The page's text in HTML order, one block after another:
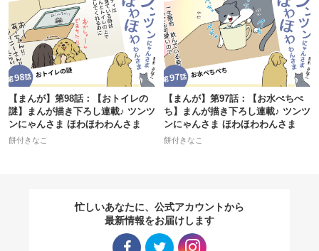
【まんが】第98話：【おトイレの
謎】まんが描き下ろし連載♪ ツンツ
ンにゃんさま ほわほわわんさま
餅付きなこ
【まんが】第97話：【お水ぺちぺ
ち】まんが描き下ろし連載♪ ツンツ
ンにゃんさま ほわほわわんさま
餅付きなこ
忙しいあなたに、公式アカウントから
最新情報をお届けします